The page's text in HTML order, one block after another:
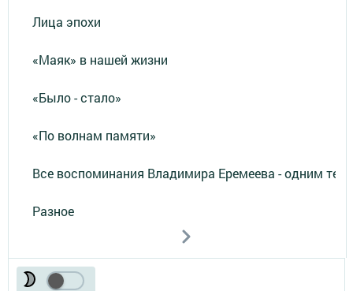
Лица эпохи
«Маяк» в нашей жизни
«Было - стало»
«По волнам памяти»
Все воспоминания Владимира Еремеева - одним
Разное